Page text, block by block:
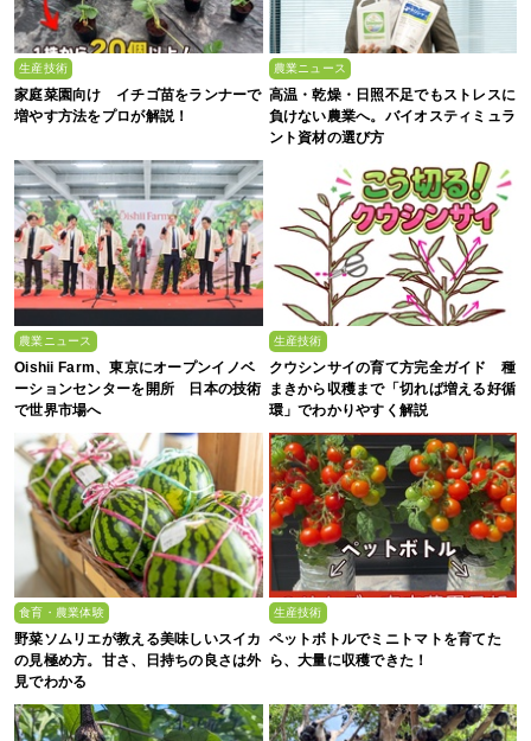
生産技術
家庭菜園向け イチゴ苗をランナーで
増やす方法をプロが解説！
農業ニュース
高温・乾燥・日照不足でもストレスに
負けない農業へ。バイオスティミュラ
ント資材の選び方
農業ニュース
Oishii Farm、東京にオープンイノベ
ーションセンターを開所 日本の技術
で世界市場へ
生産技術
クウシンサイの育て方完全ガイド 種
まきから収穫まで「切れば増える好循
環」でわかりやすく解説
食育・農業体験
野菜ソムリエが教える美味しいスイカ
の見極め方。甘さ、日持ちの良さは外
見でわかる
生産技術
ペットボトルでミニトマトを育てた
ら、大量に収穫できた！